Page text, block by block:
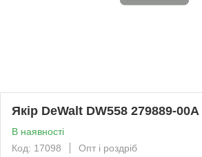
Якір DeWalt DW558 279889-00А
В наявності
Код: 17098
Опт і роздріб